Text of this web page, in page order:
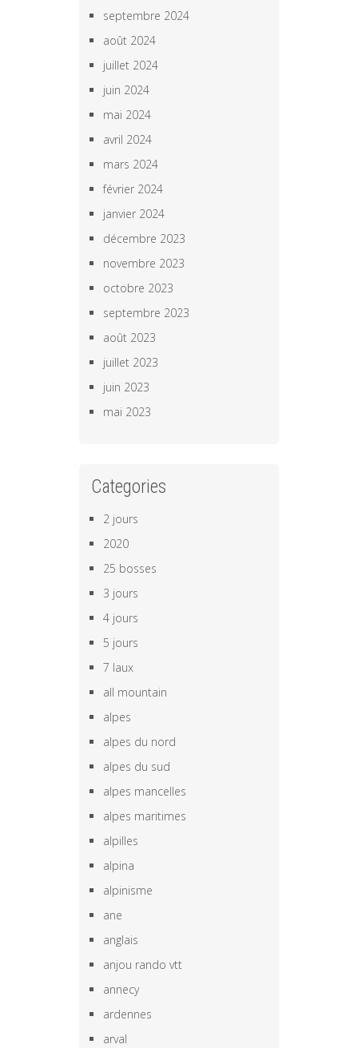
septembre 2024
août 2024
juillet 2024
juin 2024
mai 2024
avril 2024
mars 2024
février 2024
janvier 2024
décembre 2023
novembre 2023
octobre 2023
septembre 2023
août 2023
juillet 2023
juin 2023
mai 2023
Categories
2 jours
2020
25 bosses
3 jours
4 jours
5 jours
7 laux
all mountain
alpes
alpes du nord
alpes du sud
alpes mancelles
alpes maritimes
alpilles
alpina
alpinisme
ane
anglais
anjou rando vtt
annecy
ardennes
arval